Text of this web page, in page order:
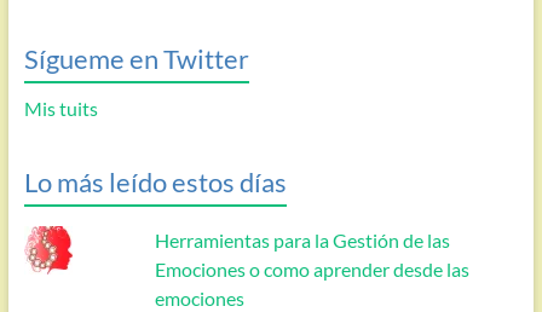
Sígueme en Twitter
Mis tuits
Lo más leído estos días
Herramientas para la Gestión de las
Emociones o como aprender desde las
emociones